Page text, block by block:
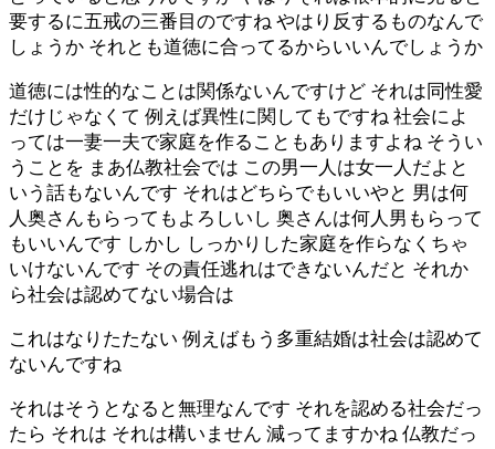
要するに五戒の三番目のですね やはり反するものなんで
しょうか それとも道徳に合ってるからいいんでしょうか
道徳には性的なことは関係ないんですけど それは同性愛
だけじゃなくて 例えば異性に関してもですね 社会によ
っては一妻一夫で家庭を作ることもありますよね そうい
うことを まあ仏教社会では この男一人は女一人だよと
いう話もないんです それはどちらでもいいやと 男は何
人奥さんもらってもよろしいし 奥さんは何人男もらって
もいいんです しかし しっかりした家庭を作らなくちゃ
いけないんです その責任逃れはできないんだと それか
ら社会は認めてない場合は
これはなりたたない 例えばもう多重結婚は社会は認めて
ないんですね
それはそうとなると無理なんです それを認める社会だっ
たら それは それは構いません 減ってますかね 仏教だっ